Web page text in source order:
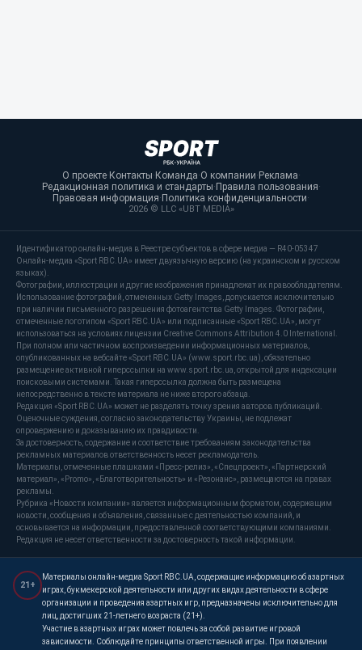
О проекте·Контакты·Команда·О компании·Реклама·
Редакционная политика и стандарты·Правила пользования·
Правовая информация·Политика конфиденциальности·
2026 © LLC «UBT MEDIA»
Идентификатор онлайн-медиа в Реестре субъектов в сфере медиа — R40-05347
Онлайн-медиа «Sport RBC.UA» имеет двуязычную версию (на украинском и русском
языках).
Фотографии, иллюстрации и другие изображения принадлежат их правообладателям.
Использование фотографий, отмеченных Getty Images, допускается исключительно
при наличии письменного разрешения фотоагентства Getty Images. Фотографии,
отмеченные логотипом «Sport RBC.UA» или подписанные «Sport RBC.UA», могут
использоваться на условиях лицензии Creative Commons Attribution 4.0 International.
При полном или частичном воспроизведении информационных материалов,
опубликованных на вебсайте «Sport RBC.UA» (www.sport.rbc.ua), обязательно
размещение активной гиперссылки на www.sport.rbc.ua, открытой для индексации
поисковыми системами. Такая гиперссылка должна быть размещена
непосредственно в тексте материала не ниже второго абзаца.
Редакция «Sport RBC.UA» может не разделять точку зрения авторов публикаций.
Оценочные суждения, согласно законодательству Украины, не подлежат
опровержению и доказыванию их правдивости.
За достоверность, содержание и соответствие требованиям законодательства
рекламных материалов ответственность несет рекламодатель.
Материалы, отмеченные плашками «Пресс-релиз», «Спецпроект», «Партнерский
материал», «Promo», «Благотворительность» и «Резонанс», размещаются на правах
рекламы.
Рубрика «Новости компании» является информационным форматом, содержащим
новости, сообщения и объявления, связанные с деятельностью компаний, и
основывается на информации, предоставленной соответствующими компаниями.
Редакция не несет ответственности за достоверность такой информации.
21+
Материалы онлайн-медиа Sport RBC.UA, содержащие информацию об азартных
играх, букмекерской деятельности или других видах деятельности в сфере
организации и проведения азартных игр, предназначены исключительно для
лиц, достигших 21-летнего возраста (21+).
Участие в азартных играх может повлечь за собой развитие игровой
зависимости. Соблюдайте принципы ответственной игры. При появлении